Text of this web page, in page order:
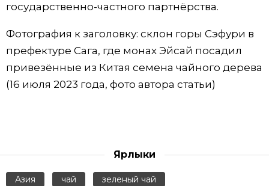
государственно-частного партнёрства.
Фотография к заголовку: склон горы Сэфури в
префектуре Сага, где монах Эйсай посадил
привезённые из Китая семена чайного дерева
(16 июля 2023 года, фото автора статьи)
Ярлыки
Азия чай зеленый чай